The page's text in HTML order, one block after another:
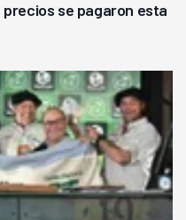
se pagaron esta